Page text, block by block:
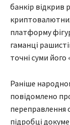
банкір відкрив
платформу
гаманці
точні суми його
Раніше
повідомлено
переправлення
підробці